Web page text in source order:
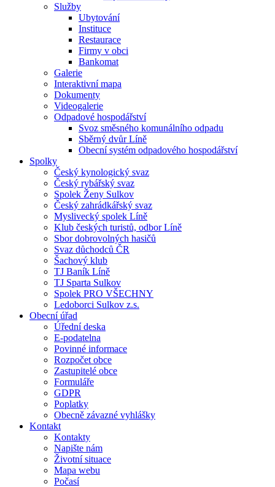
Služby
Ubytování
Instituce
Restaurace
Firmy v obci
Bankomat
Galerie
Interaktivní mapa
Dokumenty
Videogalerie
Odpadové hospodářství
Svoz směsného komunálního odpadu
Sběrný dvůr Líně
Obecní systém odpadového hospodářství
Spolky
Český kynologický svaz
Český rybářský svaz
Spolek Ženy Sulkov
Český zahrádkářský svaz
Myslivecký spolek Líně
Klub českých turistů, odbor Líně
Sbor dobrovolných hasičů
Svaz důchodců ČR
Šachový klub
TJ Baník Líně
TJ Sparta Sulkov
Spolek PRO VŠECHNY
Ledoborci Sulkov z.s.
Obecní úřad
Úřední deska
E-podatelna
Povinné informace
Rozpočet obce
Zastupitelé obce
Formuláře
GDPR
Poplatky
Obecně závazné vyhlášky
Kontakt
Kontakty
Napište nám
Životní situace
Mapa webu
Počasí